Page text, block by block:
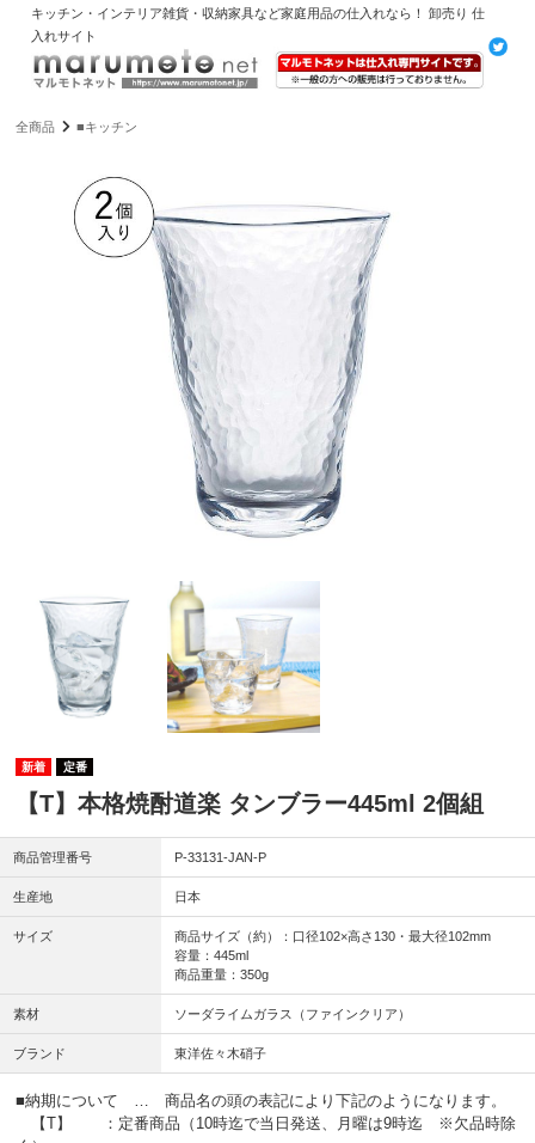
キッチン・インテリア雑貨・収納家具など家庭用品の仕入れなら！ 卸売り 仕
入れサイト
全商品 ■キッチン
定番
【T】本格焼酎道楽 タンブラー445ml 2個組
商品管理番号 P-33131-JAN-P
生産地 日本
サイズ
商品サイズ（約）：口径102×高さ130・最大径102mm
容量：445ml
商品重量：350g
素材 ソーダライムガラス（ファインクリア）
ブランド 東洋佐々木硝子
■納期について … 商品名の頭の表記により下記のようになります。
【T】 ：定番商品（10時迄で当日発送、月曜は9時迄 ※欠品時除